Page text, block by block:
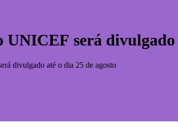
UNICEF será divulgado
divulgado até o dia 25 de agosto